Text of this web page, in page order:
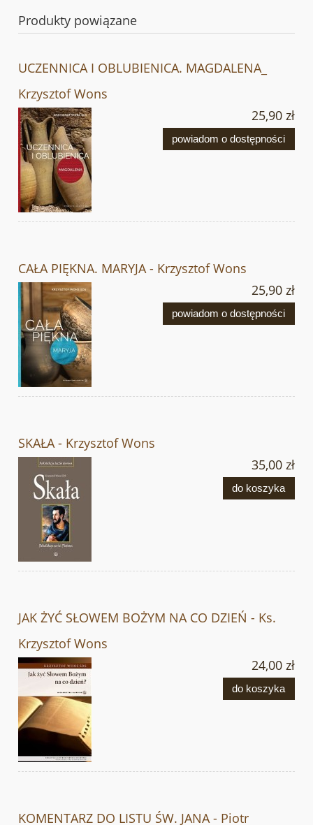
Produkty powiązane
UCZENNICA I OBLUBIENICA. MAGDALENA_
Krzysztof Wons
25,90 zł
powiadom o dostępności
CAŁA PIĘKNA. MARYJA - Krzysztof Wons
25,90 zł
powiadom o dostępności
SKAŁA - Krzysztof Wons
35,00 zł
do koszyka
JAK ŻYĆ SŁOWEM BOŻYM NA CO DZIEŃ - Ks.
Krzysztof Wons
24,00 zł
do koszyka
KOMENTARZ DO LISTU ŚW. JANA - Piotr